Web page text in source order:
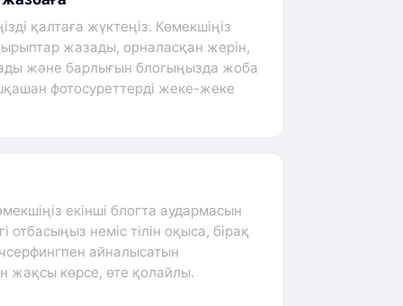
қалтаға жүктеңіз. Көмекшіңіз
жазады, орналасқан жерін,
және барлығын блогыңызда жоба
фотосуреттерді жеке-жеке
екінші блогта аудармасын
неміс тілін оқыса, бірақ
айналысатын
жақсы көрсе, өте қолайлы.